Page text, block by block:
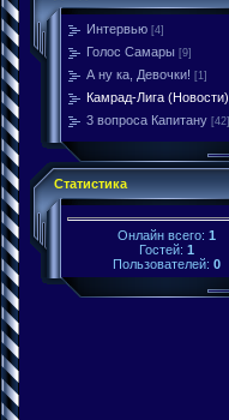
Интервью [4]
Голос Самары [9]
А ну ка, Девочки! [1]
Камрад-Лига (Новости)
3 вопроса Капитану [42]
Статистика
Онлайн всего: 1
Гостей: 1
Пользователей: 0